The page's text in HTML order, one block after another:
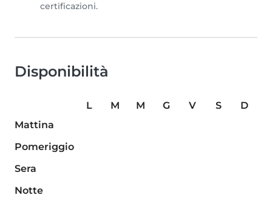
certificazioni.
Disponibilità
L M M G V S
D
Mattina
Pomeriggio
Sera
Notte